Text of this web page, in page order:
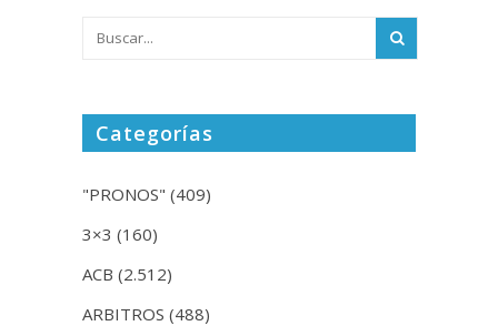
Categorías
"PRONOS" (409)
3×3 (160)
ACB (2.512)
ARBITROS (488)